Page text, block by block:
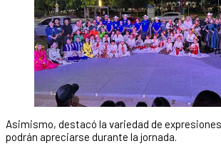
Asimismo, destacó la variedad de
podrán apreciarse durante la jornada.